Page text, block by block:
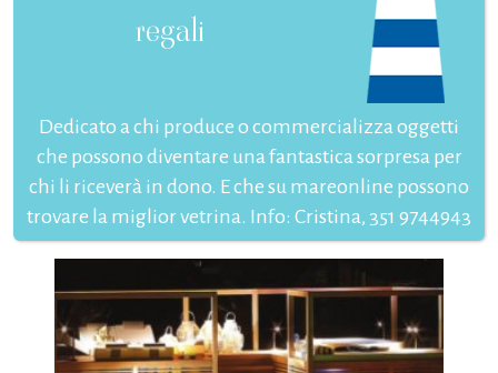
regali
Dedicato a chi produce o commercializza oggetti
che possono diventare una fantastica sorpresa per
chi li riceverà in dono. E che su mareonline possono
trovare la miglior vetrina. Info: Cristina, 351 9744943